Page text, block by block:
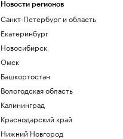
Новости регионов
Санкт-Петербург и область
Екатеринбург
Новосибирск
Омск
Башкортостан
Вологодская область
Калининград
Краснодарский край
Нижний Новгород